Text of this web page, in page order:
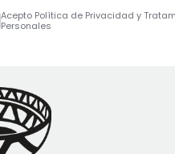
Acepto Política de Privacidad y
Personales